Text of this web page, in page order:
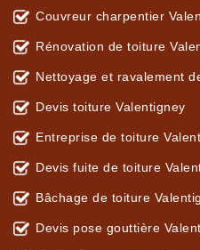
Couvreur charpentier
Rénovation de toiture
Nettoyage et ravalement
Devis toiture Valentigney
Entreprise de toiture
Devis fuite de toiture
Bâchage de toiture
Devis pose gouttière